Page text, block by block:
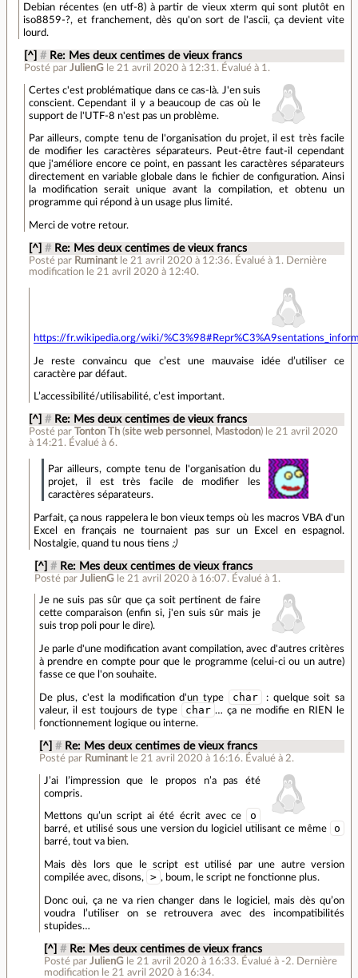
Debian récentes (en utf-8) à partir de vieux xterm qui sont plutôt en
iso8859-?, et franchement, dès qu'on sort de l'ascii, ça devient vite
lourd.
[^] # Re: Mes deux centimes de vieux francs
Posté par JulienG le 21 avril 2020 à 12:31 . Évalué à 1 .
Certes c'est problématique dans ce cas-là. J'en suis
conscient. Cependant il y a beaucoup de cas où le
support de l'UTF-8 n'est pas un problème.
Par ailleurs, compte tenu de l'organisation du projet, il est très facile
de modifier les caractères séparateurs. Peut-être faut-il cependant
que j'améliore encore ce point, en passant les caractères séparateurs
directement en variable globale dans le fichier de configuration. Ainsi
la modification serait unique avant la compilation, et obtenu un
programme qui répond à un usage plus limité.
Merci de votre retour.
[^] # Re: Mes deux centimes de vieux francs
Posté par Ruminant le 21 avril 2020 à 12:36. Évalué à 1 . Dernière
modification le 21 avril 2020 à 12:40.
https://fr.wikipedia.org/wiki/
Je reste convaincu que c’est une mauvaise idée d’utiliser ce
caractère par défaut.
L’accessibilité/utilisabilité, c’est important.
[^] # Re: Mes deux centimes de vieux francs
Posté parTonton Th (site web personnel , Mastodon) le 21 avril 2020
à 14:21 . Évalué à6.
Par ailleurs, compte tenu de l'organisation du
projet, il est très facile de modifier les
caractères séparateurs.
Parfait, ça nous rappelera le bon vieux temps où les macros VBA d'un
Excel en français ne tournaient pas sur un Excel en espagnol.
Nostalgie, quand tu nous tiens ;)
[^] # Re: Mes deux centimes de vieux francs
Posté par JulienG le 21 avril 2020 à 16:07. Évalué à 1 .
Je ne suis pas sûr que ça soit pertinent de faire
cette comparaison (enfin si, j'en suis sûr mais je
suis trop poli pour le dire).
Je parle d'une modification avant compilation, avec d'autres critères
à prendre en compte pour que le programme (celui-ci ou un autre)
fasse ce que l'on souhaite.
De plus, c'est la modification d'un type char
: quelque soit sa
valeur, il est toujours de type
char … ça ne modifie en RIEN le
fonctionnement logique ou interne.
[^] # Re: Mes deux centimes de vieux francs
Posté par Ruminant le 21 avril 2020 à 16:16. Évalué à 2.
J’ai l’impression que le propos n’a pas été
compris.
Mettons qu’un script ai été écrit avec ce o
barré, et utilisé sous une version du logiciel utilisant ce même o
barré, tout va bien.
Mais dès lors que le script est utilisé par une autre version
compilée avec, disons,
> , boum, le script ne fonctionne plus.
Donc oui, ça ne va rien changer dans le logiciel, mais dès qu’on
voudra l’utiliser on se retrouvera avec des incompatibilités
stupides…
[^] # Re: Mes deux centimes de vieux francs
Posté parJulienG le 21 avril 2020 à 16:33. Évalué à -2. Dernière
modification le 21 avril 2020 à 16:34.